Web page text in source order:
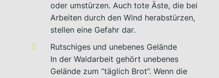
oder umstürzen. Auch tote Äste, die bei
Arbeiten durch den Wind herabstürzen,
stellen eine Gefahr dar.
Rutschiges und unebenes Gelände
In der Waldarbeit gehört unebenes
Gelände zum “täglich Brot”. Wenn die